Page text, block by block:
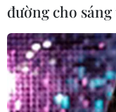
đường cho sáng